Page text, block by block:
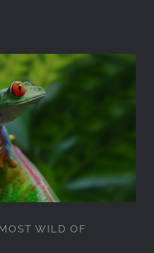
MOST WILD
WILD OF